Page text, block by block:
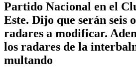
Partido Nacional en el
Este. Dijo que serán seis
radares a modificar.
los radares de la
multando